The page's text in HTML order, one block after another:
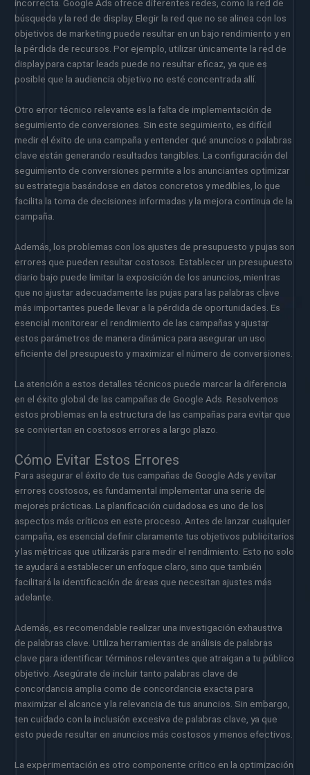
incorrecta. Google Ads ofrece diferentes redes, como la red de
búsqueda y la red de display. Elegir la red que no se alinea con los
objetivos de marketing puede resultar en un bajo rendimiento y en
la pérdida de recursos. Por ejemplo, utilizar únicamente la red de
display para captar leads puede no resultar eficaz, ya que es
posible que la audiencia objetivo no esté concentrada allí.
Otro error técnico relevante es la falta de implementación de
seguimiento de conversiones. Sin este seguimiento, es difícil
medir el éxito de una campaña y entender qué anuncios o palabras
clave están generando resultados tangibles. La configuración del
seguimiento de conversiones permite a los anunciantes optimizar
su estrategia basándose en datos concretos y medibles, lo que
facilita la toma de decisiones informadas y la mejora continua de la
campaña.
Además, los problemas con los ajustes de presupuesto y pujas son
errores que pueden resultar costosos. Establecer un presupuesto
diario bajo puede limitar la exposición de los anuncios, mientras
que no ajustar adecuadamente las pujas para las palabras clave
más importantes puede llevar a la pérdida de oportunidades. Es
esencial monitorear el rendimiento de las campañas y ajustar
estos parámetros de manera dinámica para asegurar un uso
eficiente del presupuesto y maximizar el número de conversiones.
La atención a estos detalles técnicos puede marcar la diferencia
en el éxito global de las campañas de Google Ads. Resolvemos
estos problemas en la estructura de las campañas para evitar que
se conviertan en costosos errores a largo plazo.
Cómo Evitar Estos Errores
Para asegurar el éxito de tus campañas de Google Ads y evitar
errores costosos, es fundamental implementar una serie de
mejores prácticas. La planificación cuidadosa es uno de los
aspectos más críticos en este proceso. Antes de lanzar cualquier
campaña, es esencial definir claramente tus objetivos publicitarios
y las métricas que utilizarás para medir el rendimiento. Esto no solo
te ayudará a establecer un enfoque claro, sino que también
facilitará la identificación de áreas que necesitan ajustes más
adelante.
Además, es recomendable realizar una investigación exhaustiva
de palabras clave. Utiliza herramientas de análisis de palabras
clave para identificar términos relevantes que atraigan a tu público
objetivo. Asegúrate de incluir tanto palabras clave de
concordancia amplia como de concordancia exacta para
maximizar el alcance y la relevancia de tus anuncios. Sin embargo,
ten cuidado con la inclusión excesiva de palabras clave, ya que
esto puede resultar en anuncios más costosos y menos efectivos.
La experimentación es otro componente crítico en la optimización